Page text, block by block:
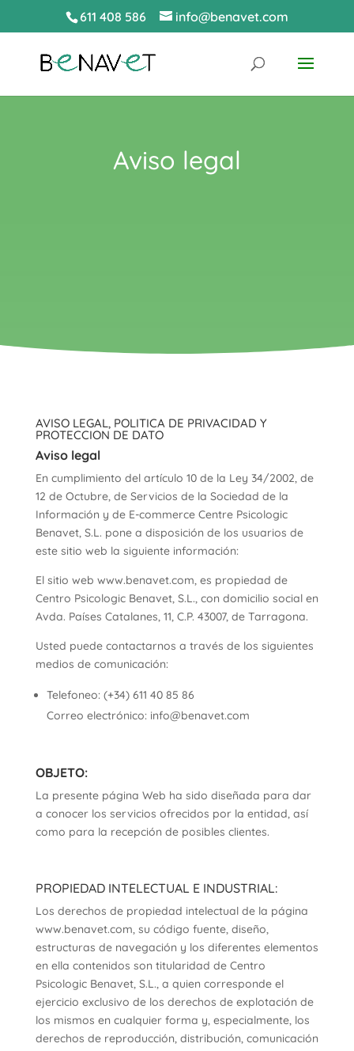
611 408 586 info@benavet.com
Aviso legal
AVISO LEGAL, POLITICA DE PRIVACIDAD Y
PROTECCION DE DATO
Aviso legal
En cumplimiento del artículo 10 de la Ley 34/2002, de
12 de Octubre, de Servicios de la Sociedad de la
Información y de E-commerce Centre Psicologic
Benavet, S.L. pone a disposición de los usuarios de
este sitio web la siguiente información:
El sitio web www.benavet.com, es propiedad de
Centro Psicologic Benavet, S.L., con domicilio social en
Avda. Países Catalanes, 11, C.P. 43007, de Tarragona.
Usted puede contactarnos a través de los siguientes
medios de comunicación:
Telefoneo: (+34) 611 40 85 86
Correo electrónico: info@benavet.com
OBJETO:
La presente página Web ha sido diseñada para dar
a conocer los servicios ofrecidos por la entidad, así
como para la recepción de posibles clientes.
PROPIEDAD INTELECTUAL E INDUSTRIAL:
Los derechos de propiedad intelectual de la página
www.benavet.com, su código fuente, diseño,
estructuras de navegación y los diferentes elementos
en ella contenidos son titularidad de Centro
Psicologic Benavet, S.L., a quien corresponde el
ejercicio exclusivo de los derechos de explotación de
los mismos en cualquier forma y, especialmente, los
derechos de reproducción, distribución, comunicación